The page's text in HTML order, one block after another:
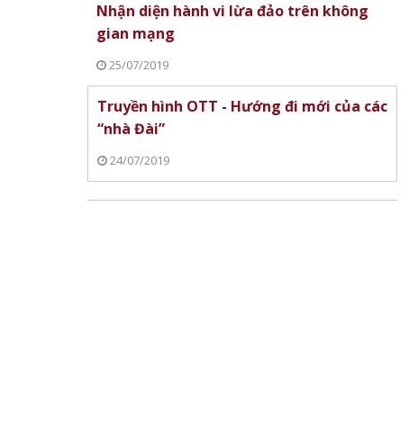
Nhận diện hành vi lừa đảo trên không
gian mạng
25/07/2019
Truyền hình OTT - Hướng đi mới của các
“nhà Đài”
24/07/2019